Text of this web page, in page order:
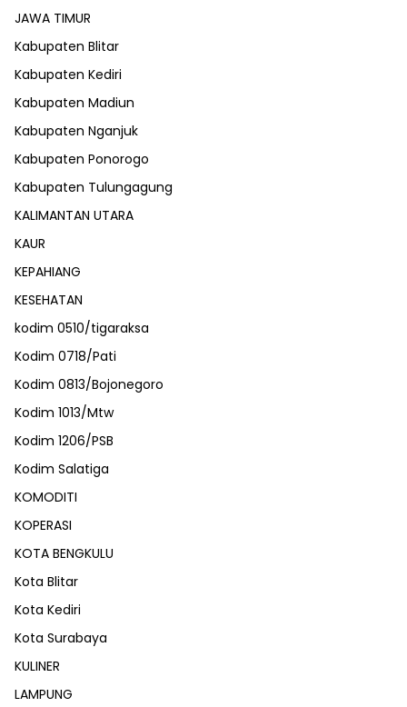
JAWA TIMUR
Kabupaten Blitar
Kabupaten Kediri
Kabupaten Madiun
Kabupaten Nganjuk
Kabupaten Ponorogo
Kabupaten Tulungagung
KALIMANTAN UTARA
KAUR
KEPAHIANG
KESEHATAN
kodim 0510/tigaraksa
Kodim 0718/Pati
Kodim 0813/Bojonegoro
Kodim 1013/Mtw
Kodim 1206/PSB
Kodim Salatiga
KOMODITI
KOPERASI
KOTA BENGKULU
Kota Blitar
Kota Kediri
Kota Surabaya
KULINER
LAMPUNG